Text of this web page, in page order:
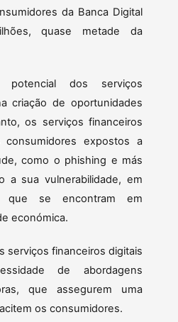
da Banca Digital
quase metade da
dos serviços
criação de oportunidades
os serviços financeiros
consumidores expostos a
como o phishing e más
a sua vulnerabilidade, em
que se encontram em
económica.
serviços financeiros digitais
de abordagens
que assegurem uma
os consumidores.